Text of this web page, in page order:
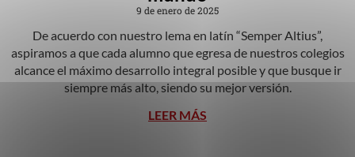
9 de enero de 2025
De acuerdo con nuestro lema en latín “Semper Altius”,
aspiramos a que cada alumno que egresa de nuestros colegios
alcance el máximo desarrollo integral posible y que busque ir
siempre más alto, siendo su mejor versión.
LEER MÁS